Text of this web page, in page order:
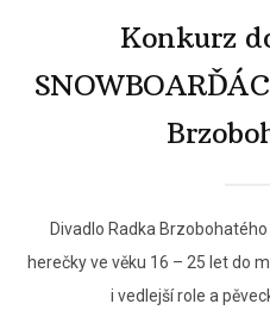
Konkurz
Divadlo Radka
herečky ve věku 16 – 25 let do
i vedlejší role a